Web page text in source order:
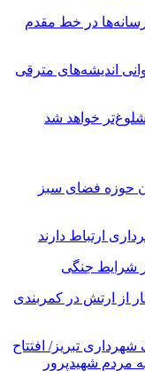
در خط مقدم
اندیشه‌های مترقی
خواهد شد
حوزه فضای سبز
نقشه‌های تفکیکی ۵۹ هکتار از ارتش در کمربندی
تبریز/ افتتاح
مردم شهیدپرور